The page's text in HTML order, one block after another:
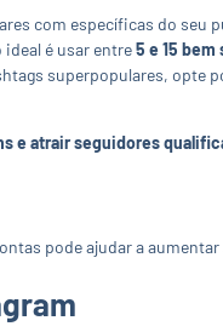
com específicas do seu
ideal é usar entre5 e 15
superpopulares, opte
e atrair seguidores
pode ajudar a